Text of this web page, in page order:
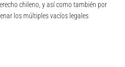
chileno, y así como también por
los múltiples vacíos legales